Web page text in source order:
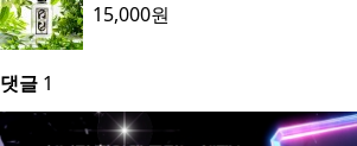
15,000원
댓글 1